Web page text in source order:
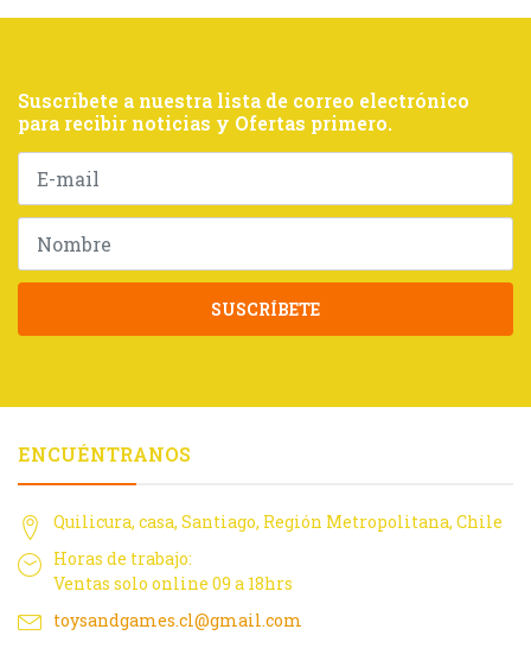
Suscríbete a nuestra lista de correo electrónico
para recibir noticias y Ofertas primero.
SUSCRÍBETE
ENCUÉNTRANOS
Quilicura, casa, Santiago, Región Metropolitana, Chile
Horas de trabajo:
Ventas solo online 09 a 18hrs
toysandgames.cl@gmail.com